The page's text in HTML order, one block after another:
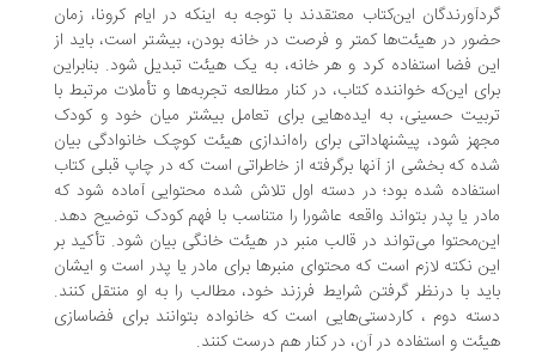
گردآورندگان این‌کتاب معتقدند با توجه به اینکه در ایام کرونا، زمان
حضور در هیئت‌ها کمتر و فرصت در خانه بودن، بیشتر است، باید از
این فضا استفاده کرد و هر خانه، به یک هیئت تبدیل شود. بنابراین
برای این‌که خواننده کتاب، در کنار مطالعه تجربه‌‎ها و تأملات مرتبط با
تربیت حسینی، به ایده‌هایی برای تعامل بیشتر میان خود و کودک
مجهز شود، پیشنهاداتی برای راه‌اندازی هیئت کوچک خانوادگی بیان
شده که بخشی از آنها برگرفته از خاطراتی است که در چاپ قبلی کتاب
استفاده شده بود؛ در دسته اول تلاش شده محتوایی آماده شود که
مادر یا پدر بتواند واقعه عاشورا را متناسب با فهم کودک توضیح دهد.
این‌محتوا می‌تواند در قالب منبر در هیئت خانگی بیان شود. تأکید بر
این نکته لازم است که محتوای منبرها برای مادر یا پدر است و ایشان
باید با درنظر گرفتن شرایط فرزند خود، مطالب را به او منتقل کنند.
دسته دوم ، کاردستی‌هایی است که خانواده بتوانند برای فضاسازی
هیئت و استفاده در آن، در کنار هم درست کنند.